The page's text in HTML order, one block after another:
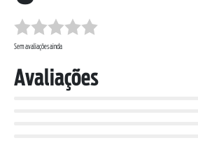
Sem avaliações ainda
Avaliações